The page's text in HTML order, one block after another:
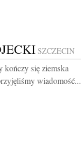
SZCZECIN
kończy się ziemska
wiadomość...